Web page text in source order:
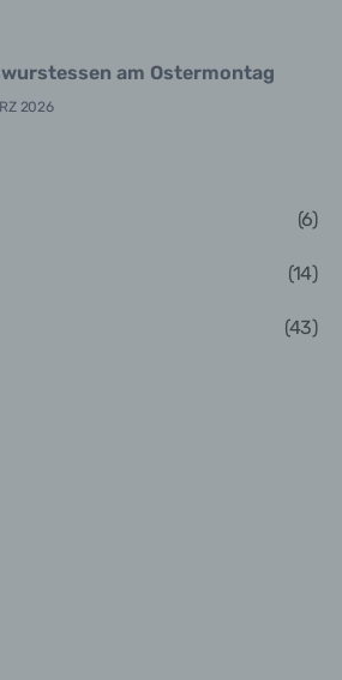
am Ostermontag
2026
(6)
(14)
(43)
die Verwendung, die Offenlegung
Verbreitung oder eine
Bereitstellung, den Abgleich
die Einschränkung, das
Vernichtung.
der Verarbeitung
personenbezogener
Art der automatisierten
Zuverlässigkeit,
oder Ortswechsel
Person zu analysieren oder
ist die Verarbeitung